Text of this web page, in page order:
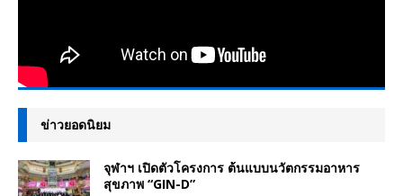
ข่าวยอดนิยม
จุฬาฯ เปิดตัวโครงการ ต้นแบบนวัตกรรมอาหาร
สุขภาพ “GIN-D”